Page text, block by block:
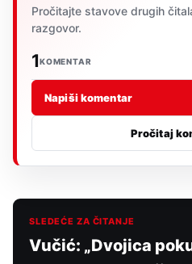
Pročitajte stavove drugih
razgovor.
1KOMENTAR
Napiši komentar
Pročitaj
SLEDEĆE ZA ČITANJE
Vučić: „Dvojica